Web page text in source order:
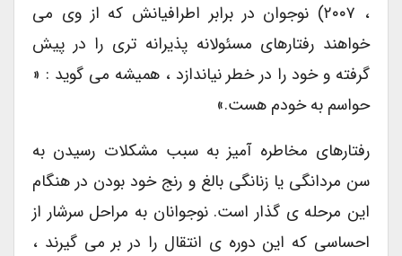
، ۲۰۰۷) نوجوان در برابر اطرافیانش که از وی می
خواهند رفتارهای مسئولانه پذیرانه تری را در پیش
گرفته و خود را در خطر نیاندازد ، همیشه می گوید : «
حواسم به خودم هست.»
رفتارهای مخاطره آمیز به سبب مشکلات رسیدن به
سن مردانگی یا زنانگی بالغ و رنج خود بودن در هنگام
این مرحله ی گذار است. نوجوانان به مراحل سرشار از
احساسی که این دوره ی انتقال را در بر می گیرند ،